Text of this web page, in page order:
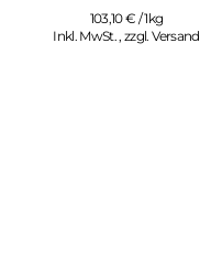
103,10 € / 1kg
Inkl. MwSt.,zzgl.Versand